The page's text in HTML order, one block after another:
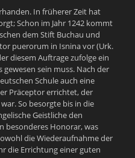
In früherer Zeit hat
Schon im Jahr 1242 kommt
dem Stift Buchau und
puerorum in Isnina vor (Urk.
diesem Auftrage zufolge ein
sein muss. Nach der
Schule auch eine
Präceptor errichtet, der
So besorgte bis in die
Geistliche den
besonderes Honorar, was
die Wiederaufnahme der
die Errichtung einer guten